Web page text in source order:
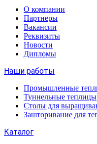
О компании
Партнеры
Вакансии
Реквизиты
Новости
Дипломы
Наши работы
Промышленные
Туннельные теплицы
Столы для
Зашторивание для
Каталог